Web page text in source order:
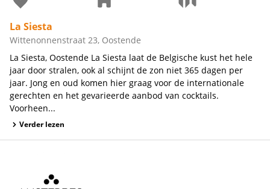
La Siesta
Wittenonnenstraat 23, Oostende
La Siesta, Oostende La Siesta laat de Belgische kust het hele
jaar door stralen, ook al schijnt de zon niet 365 dagen per
jaar. Jong en oud komen hier graag voor de internationale
gerechten en het gevarieerde aanbod van cocktails.
Voorheen...
Verder lezen